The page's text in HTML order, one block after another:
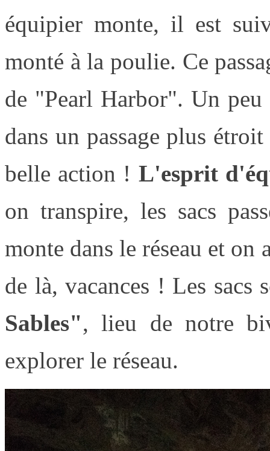
équipier monte, il est
monté à la poulie. Ce
de "Pearl Harbor". Un
dans un passage plus
belle action ! L'esprit
on transpire, les sacs
monte dans le réseau et
de là, vacances ! Les sacs
Sables", lieu de notre
explorer le réseau.